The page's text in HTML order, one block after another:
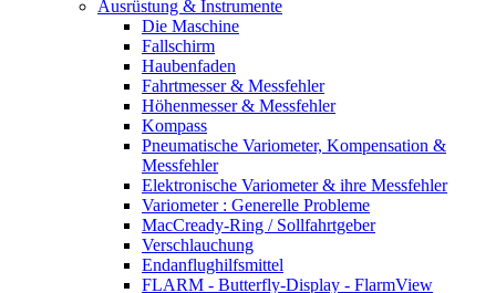
Ausrüstung & Instrumente
Die Maschine
Fallschirm
Haubenfaden
Fahrtmesser & Messfehler
Höhenmesser & Messfehler
Kompass
Pneumatische Variometer, Kompensation &
Messfehler
Elektronische Variometer & ihre Messfehler
Variometer : Generelle Probleme
MacCready-Ring / Sollfahrtgeber
Verschlauchung
Endanflughilfsmittel
FLARM - Butterfly-Display - FlarmView